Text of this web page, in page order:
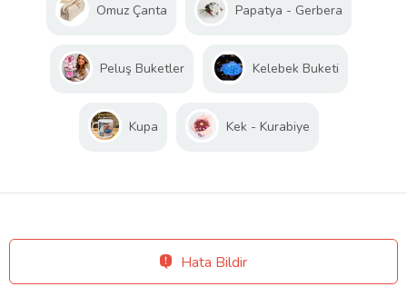
Omuz Çanta Papatya - Gerbera
Peluş Buketler Kelebek Buketi
Kupa Kek - Kurabiye
Hata Bildir